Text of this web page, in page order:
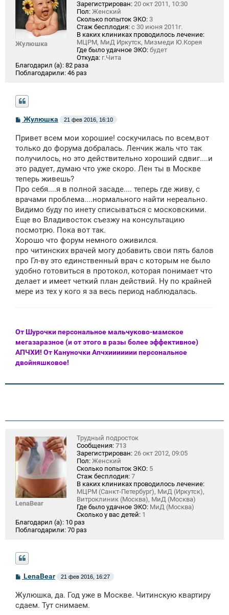
Жулюшка
Зарегистрирован: 20 окт 2011, 10:30
Пол: Женский
Сколько попыток ЭКО: 3
Стаж бесплодия: с 30 июня 2011г.
В каких клиниках проводилось лечение:
МЦРМ, МиД Иркутск, Мизмеди Ю.Корея
Где было удачное ЭКО: будет
Откуда: г.Чита
Благодарил (а): 82 раза
Поблагодарили: 46 раз
С
б
щ
н
и
Жулюшка 21 фев 2016, 16:10
Привет всем мои хорошие! соскучилась по всем,вот
только до форума добралась. Ленчик жаль что так
получилось, но это действительно хороший сдвиг....и
это радует, думаю что уже скоро. Лен ты в Москве
теперь живешь?
Про себя....я в полной засаде.... теперь где живу, с
врачами проблема....нормального найти нереально.
Видимо буду по инету списываться с московскими.
Еще во Владивосток съезжу на консультацию
посмотрю. Пока вот так.
Хорошо что форум немного оживился.
про читинских врачей могу добавить свои пять балов
про Гл-ву это единственный врач с которым не было
удобно готовиться в протокол, которая понимает что
делает и имеет четкий план действий. Ну по крайней
мере из тех у кого я за весь период наблюдалась.
От Шурочки персональное мальчуково-мамское
мегазаразное (и от этого в разы более эффективное)
АПЧХИ! От Кануночки Апчхиииииии персональное
двойняшковое!
LenaBear
Трудный подросток
Сообщения: 713
Зарегистрирован: 26 окт 2012, 09:05
Пол: Женский
Сколько попыток ЭКО: 5
Стаж бесплодия: 7
В каких клиниках проводилось лечение:
МЦРМ (Санкт-Петербург), МиД (Иркутск),
Витроклиник (Москва), МиД (Москва)
Где было удачное ЭКО: МиД (Москва)
Сколько у вас детей: 1
Благодарил (а): 10 раз
Поблагодарили: 70 раз
С
о
б
щ
е
LenaBear 21 фев 2016, 16:27
Жулюшка, да. Год уже в Москве. Читинскую квартиру
сдаем. Тут снимаем.